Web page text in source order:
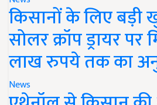
किसानों के लिए बड़ी
सोलर क्रॉप ड्रायर पर
लाख रुपये तक का
News